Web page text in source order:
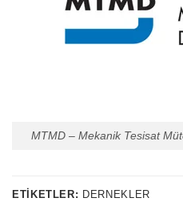
MTMD – Mekanik Tesisat
ETIKETLER: DERNEKLER